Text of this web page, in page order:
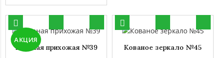
АКЦИЯ
Кованая прихожая №39
Кованое зеркало №45